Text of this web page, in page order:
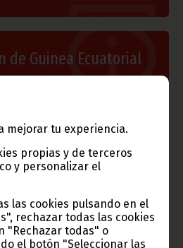
mejorar tu experiencia.
propias y de terceros
y personalizar el
las cookies pulsando en el
rechazar todas las cookies
"Rechazar todas" o
el botón "Seleccionar las
de Guinea Ecuatorial
de Guinea
escuchar ahora